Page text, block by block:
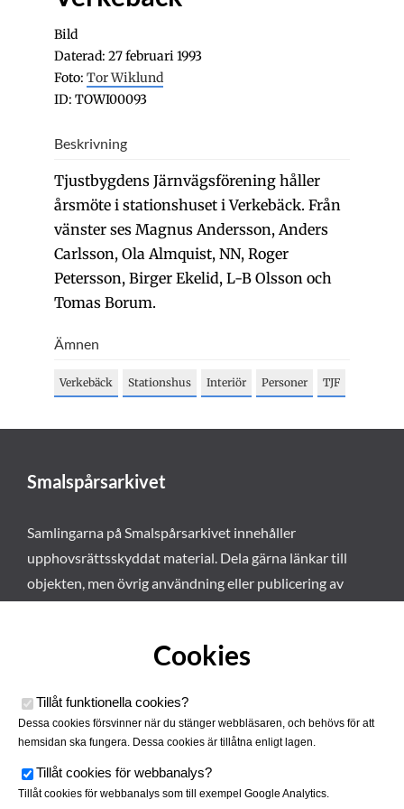
Bild
Daterad: 27 februari 1993
Foto: Tor Wiklund
ID: TOWI00093
Beskrivning
Tjustbygdens Järnvägsförening håller
årsmöte i stationshuset i Verkebäck. Från
vänster ses Magnus Andersson, Anders
Carlsson, Ola Almquist, NN, Roger
Petersson, Birger Ekelid, L-B Olsson och
Tomas Borum.
Ämnen
Verkebäck Stationshus Interiör Personer TJF
Smalspårsarkivet
Samlingarna på Smalspårsarkivet innehåller
upphovsrättsskyddat material. Dela gärna länkar till
objekten, men övrig användning eller publicering av
Cookies
Tillåt funktionella cookies?
Dessa cookies försvinner när du stänger webbläsaren, och behövs för att
hemsidan ska fungera. Dessa cookies är tillåtna enligt lagen.
Tillåt cookies för webbanalys?
Tillåt cookies för webbanalys som till exempel Google Analytics.